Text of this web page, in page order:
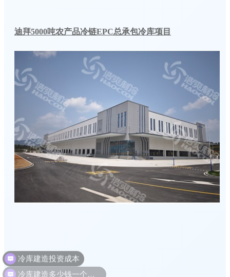
迪拜5000吨农产品冷链EPC总承包冷库项目
冷库建造多少钱一个平方